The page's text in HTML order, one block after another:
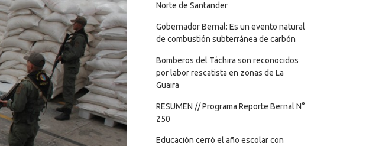
Norte de Santander
Gobernador Bernal: Es un evento natural
de combustión subterránea de carbón
Bomberos del Táchira son reconocidos
por labor rescatista en zonas de La
Guaira
RESUMEN // Programa Reporte Bernal N°
250
Educación cerró el año escolar con